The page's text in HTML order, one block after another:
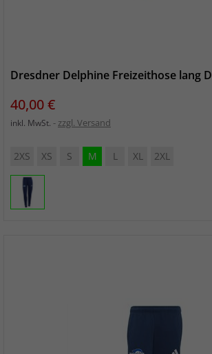
Dresdner Delphine Freizeithose lang
Preis
40,00 €
inkl. MwSt. zzgl. Versand
2XS XS S M L XL 2XL